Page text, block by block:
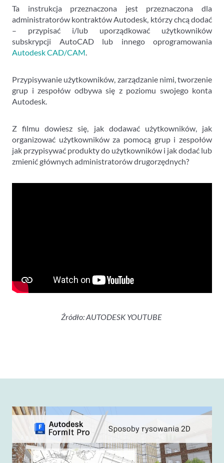
Ta instrukcja przeznaczona jest przeznaczona dla
administratorów kontraktów Autodesk, którzy chcą dodać
– przypisać i/lub uporządkować użytkowników
subskrypcji AutoCAD lub innego oprogramowania
Autodesk CAD/CAM.
Przypisywanie użytkowników, zarządzanie nimi, tworzenie
grup i zespołów odbywa się z poziomu swojego konta
Autodesk.
Z filmu dowiesz się, jak dodawać użytkowników, jak
organizować użytkowników za pomocą grup i zespołów
jak przypisywać produkty do użytkowników i jak dodać lub
zmienić głównych administratorów drugorzędnych?
Źródło: AUTODESK YOUTUBE